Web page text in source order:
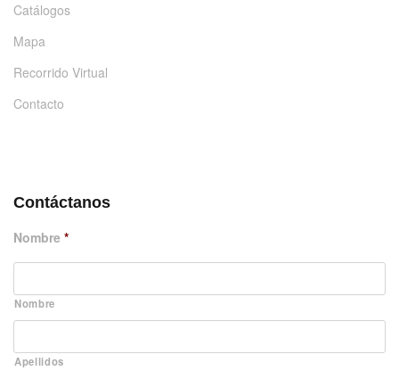
Catálogos
Mapa
Recorrido Virtual
Contacto
Contáctanos
Nombre *
Nombre
Apellidos